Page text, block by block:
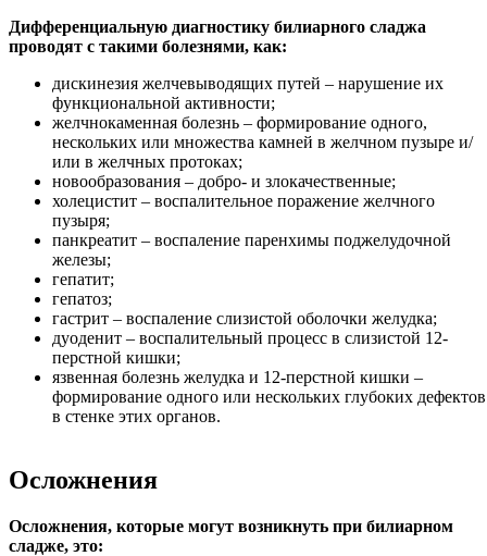
Дифференциальную диагностику билиарного сладжа
проводят с такими болезнями, как:
дискинезия желчевыводящих путей – нарушение их
функциональной активности;
желчнокаменная болезнь – формирование одного,
нескольких или множества камней в желчном пузыре и/
или в желчных протоках;
новообразования – добро- и злокачественные;
холецистит – воспалительное поражение желчного
пузыря;
панкреатит – воспаление паренхимы поджелудочной
железы;
гепатит;
гепатоз;
гастрит – воспаление слизистой оболочки желудка;
дуоденит – воспалительный процесс в слизистой 12-
перстной кишки;
язвенная болезнь желудка и 12-перстной кишки –
формирование одного или нескольких глубоких дефектов
в стенке этих органов.
Осложнения
Осложнения, которые могут возникнуть при билиарном
сладже, это: